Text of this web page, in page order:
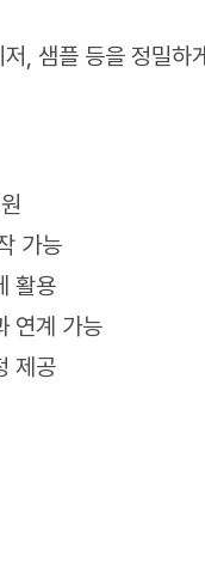
, 샘플 등을 정밀
가능
활용
연계 가능
제공